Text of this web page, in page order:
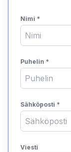
Nimi *
Puhelin *
Sähköposti *
Viesti